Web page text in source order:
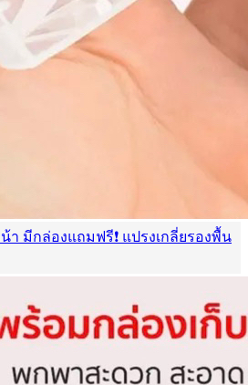
า มีกล่องแถมฟรี❗️ แปรงเกลี่ยรองพื้น